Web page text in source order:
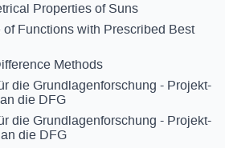
Properties of Suns
of Functions with Prescribed Best
Methods
die Grundlagenforschung - Projekt-
die DFG
die Grundlagenforschung - Projekt-
die DFG